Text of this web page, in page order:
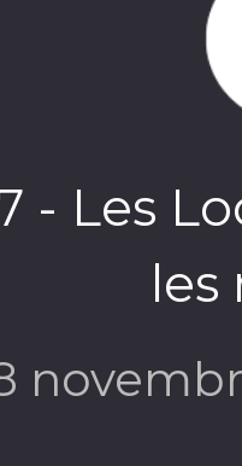
- Les
les